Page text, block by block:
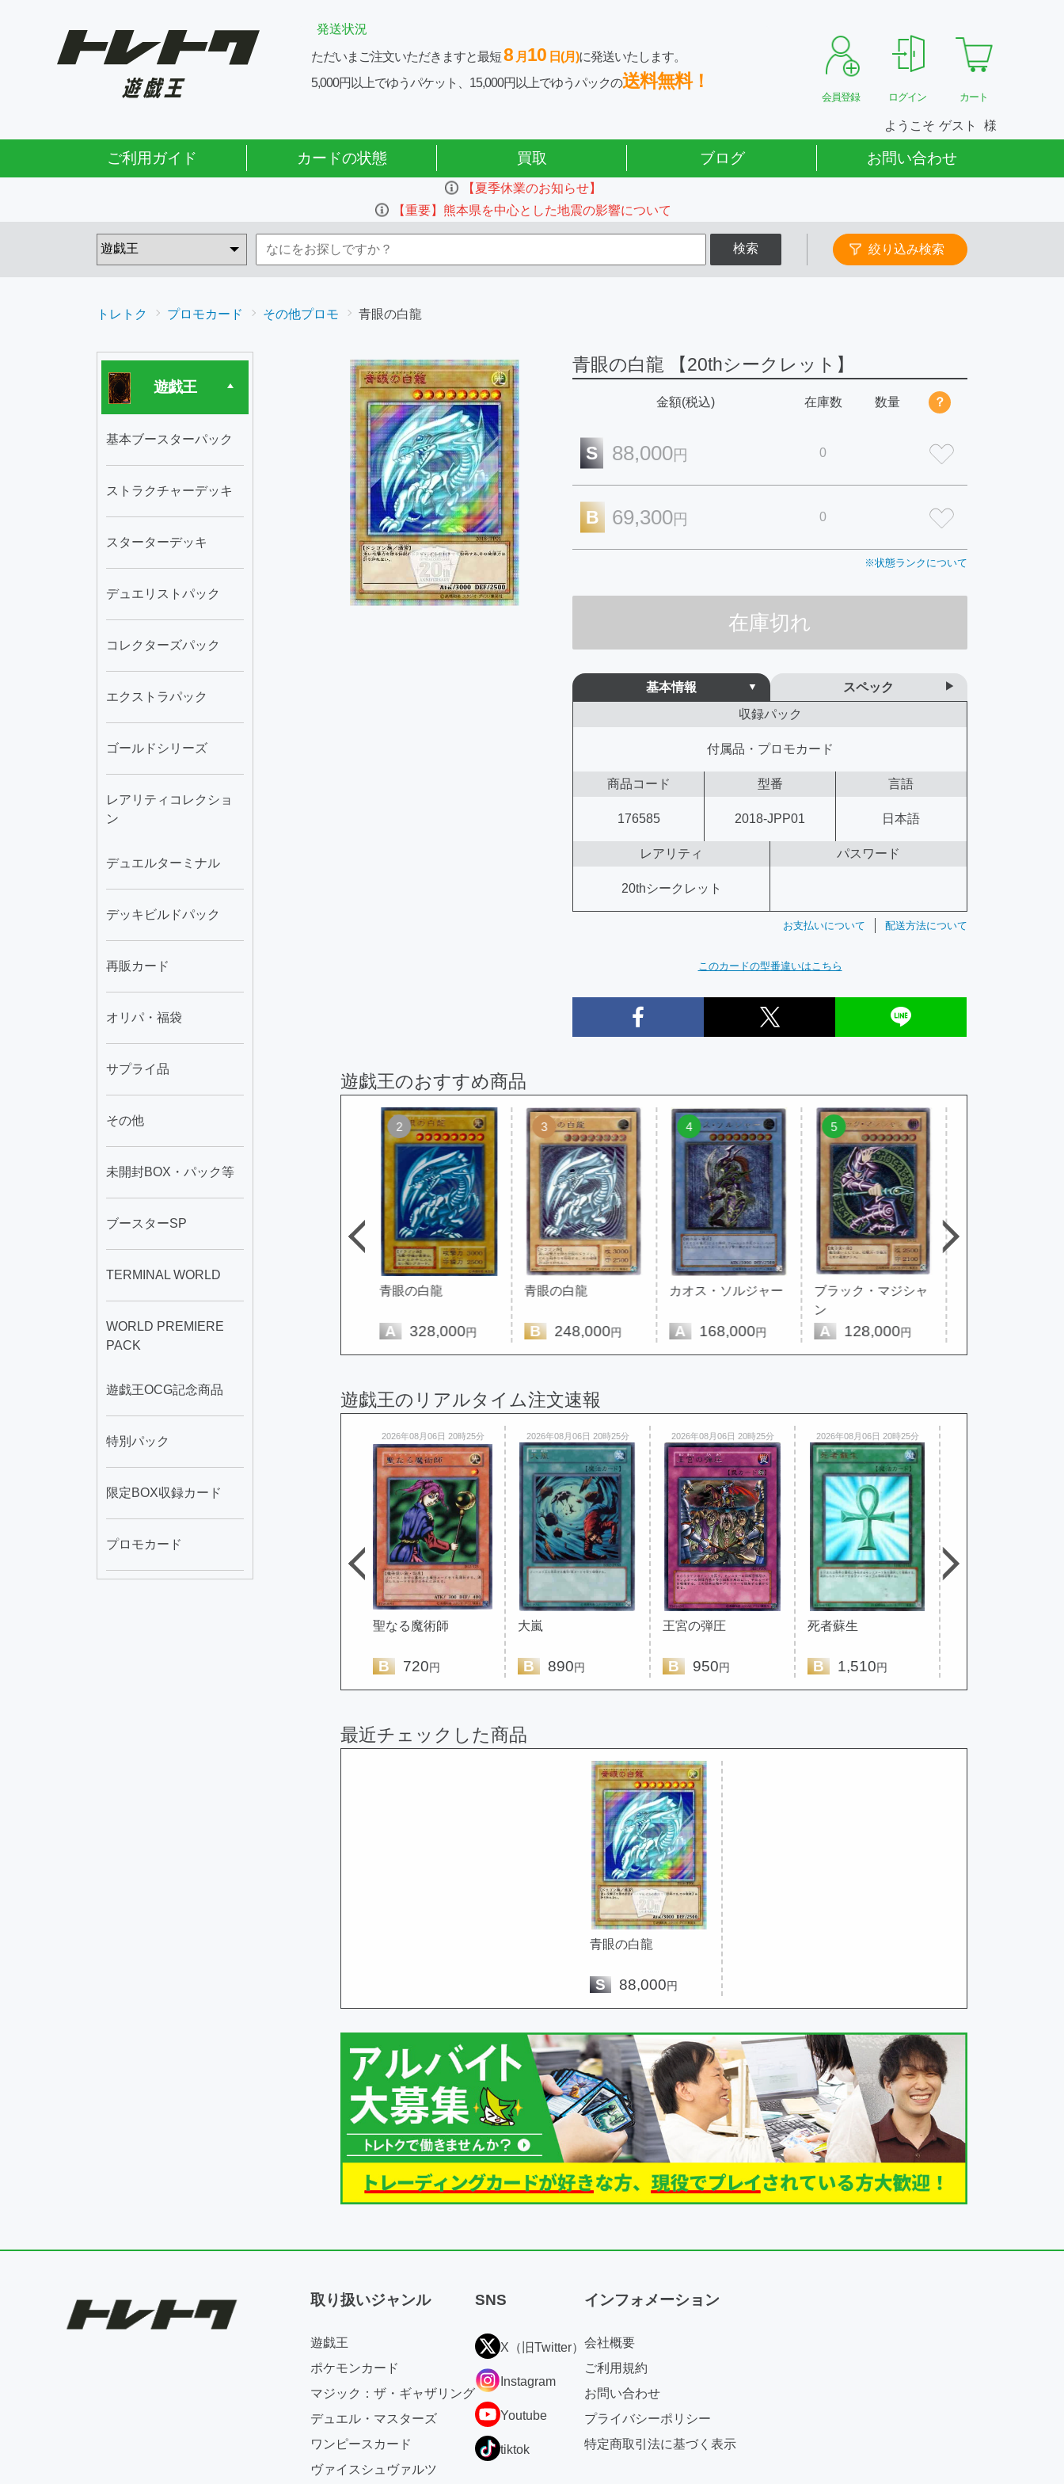
発送状況
ただいまご注文いただきますと最短8 月 10 日(月)に発送いたします。
5,000円以上でゆうパケット、15,000円以上でゆうパックの送料無料！
会員登録 ログイン カート
ようこそ ゲスト
ご利用ガイド カードの状態 買取 ブログ お問い合わせ
【夏季休業のお知らせ】
【重要】熊本県を中心とした地震の影響について
検索 絞り込み検索
トレトク プロモカード その他プロモ 青眼の白龍
遊戯王
基本ブースターパック
ストラクチャーデッキ
スターターデッキ
デュエリストパック
コレクターズパック
エクストラパック
ゴールドシリーズ
レアリティコレクショ
ン
デュエルターミナル
デッキビルドパック
再販カード
オリパ・福袋
サプライ品
その他
未開封BOX・パック等
ブースターSP
TERMINAL WORLD
WORLD PREMIERE
PACK
遊戯王OCG記念商品
特別パック
限定BOX収録カード
プロモカード
青眼の白龍 【20thシークレット】
金額(税込) 在庫数 数量 ？
S 88,000円 0
B 69,300円 0
※状態ランクについて
在庫切れ
基本情報
スペック
収録パック
付属品・プロモカード
商品コード 型番 言語
176585 2018-JPP01 日本語
レアリティ パスワード
20thシークレット
お支払いについて 配送方法について
このカードの型番違いはこちら
遊戯王のおすすめ商品
1,780円
青眼の白龍
A 328,000円
青眼の白龍
B 248,000円
カオス・ソルジャー
A 168,000円
ブラック・マジシャ
ン
A 128,000円
遊戯王のリアルタイム注文速報
2026年08月06日 20時21分 2026年08月06日 20時25分
聖なる魔術師
B 720円
2026年08月06日 20時25分
大嵐
B 890円
2026年08月06日 20時25分
王宮の弾圧
B 950円
2026年08月06日 20時25分
死者蘇生
B 1,510円
最近チェックした商品
青眼の白龍
S 88,000円
取り扱いジャンル
遊戯王
ポケモンカード
マジック：ザ・ギャザリング
デュエル・マスターズ
ワンピースカード
ヴァイスシュヴァルツ
SNS
X（旧Twitter）
Instagram
Youtube
tiktok
インフォメーション
会社概要
ご利用規約
お問い合わせ
プライバシーポリシー
特定商取引法に基づく表示